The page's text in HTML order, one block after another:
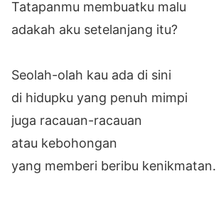
Tatapanmu membuatku malu
adakah aku setelanjang itu?
Seolah-olah kau ada di sini
di hidupku yang penuh mimpi
juga racauan-racauan
atau kebohongan
yang memberi beribu kenikmatan.